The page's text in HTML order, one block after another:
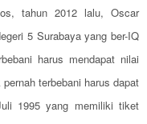
tahun 2012 lalu, Oscar
5 Surabaya yang ber-IQ
harus mendapat nilai
terbebani harus dapat
1995 yang memiliki tiket